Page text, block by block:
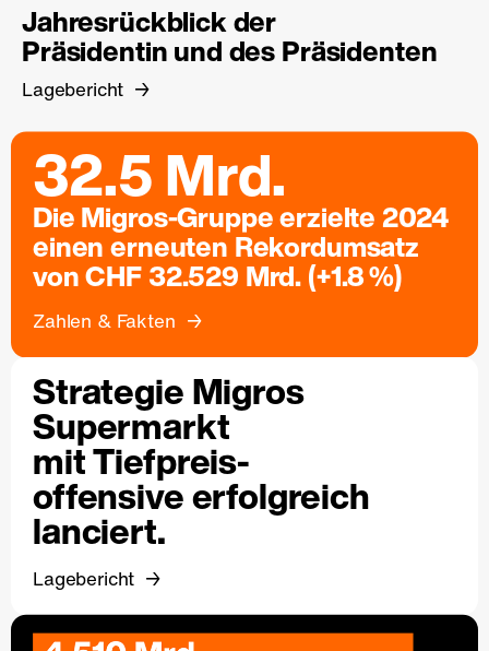
Jahresrückblick der
Präsidentin und des Präsidenten
Lagebericht
32.5 Mrd.
Die Migros-Gruppe erzielte 2024
einen erneuten Rekordumsatz
von CHF 32.529 Mrd. (+1.8 %)
Zahlen & Fakten
Strategie Migros
Supermarkt
mit Tiefpreis-
offensive erfolgreich
lanciert.
Lagebericht